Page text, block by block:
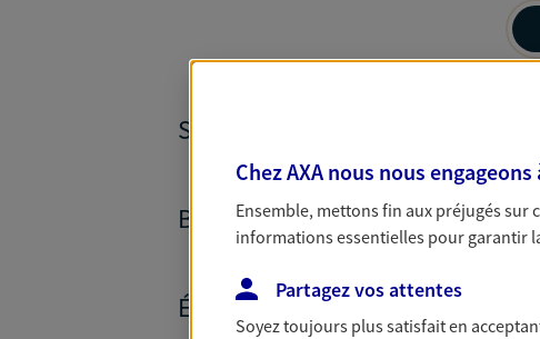
SANTÉ ET PRÉVOYANCE
BANQUE ET CRÉDITS
ÉPARGNE ET RETRAITE
Chez AXA nous nous
Ensemble, mettons fin aux préjugés sur
informations essentielles pour garantir
Partagez vos attentes
Soyez toujours plus satisfait en